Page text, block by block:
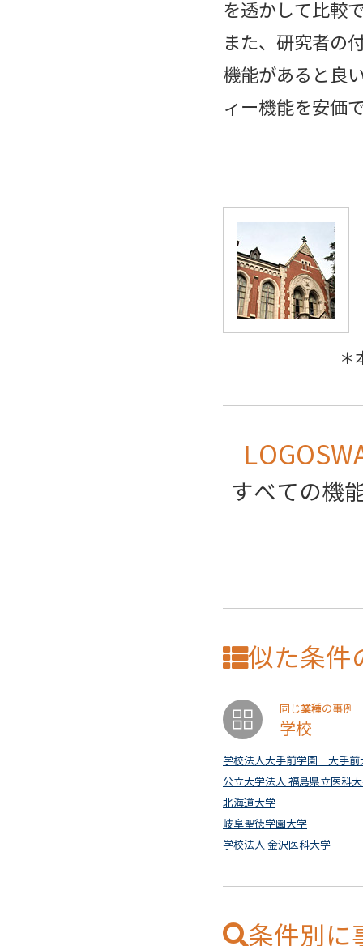
を透かして比較
また、研究者の
機能があると良
ィー機能を安価
＊
すべての機
似た条件
同じ業種の事例
学校
学校法人大手前学園 大手前
公立大学法人 福島県立医科
北海道大学
岐阜聖徳学園大学
学校法人 金沢医科大学
条件別に